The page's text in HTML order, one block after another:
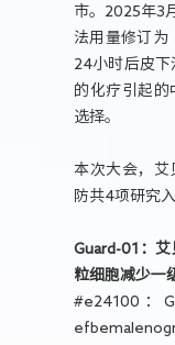
市。2025年3
法用量修订为
24小时后皮
的化疗引起
选择。
本次大会，艾
防共4项研究
Guard-01：
粒细胞减少一
#e24100：